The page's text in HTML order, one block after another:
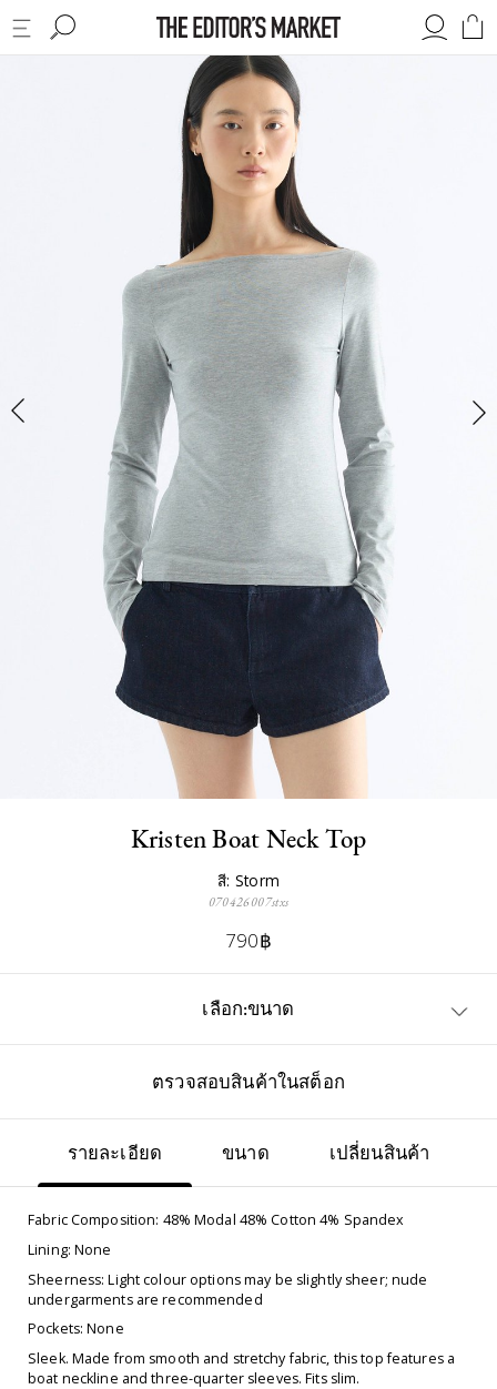
Kristen Boat Neck Top
สี: Storm
070426007stxs
790฿
เลือก:ขนาด
ตรวจสอบสินค้าในสต็อก
รายละเอียด ขนาด เปลี่ยนสินค้า
Fabric Composition: 48% Modal 48% Cotton 4% Spandex
Lining: None
Sheerness: Light colour options may be slightly sheer; nude
undergarments are recommended
Pockets: None
Sleek. Made from smooth and stretchy fabric, this top features a
boat neckline and three-quarter sleeves. Fits slim.